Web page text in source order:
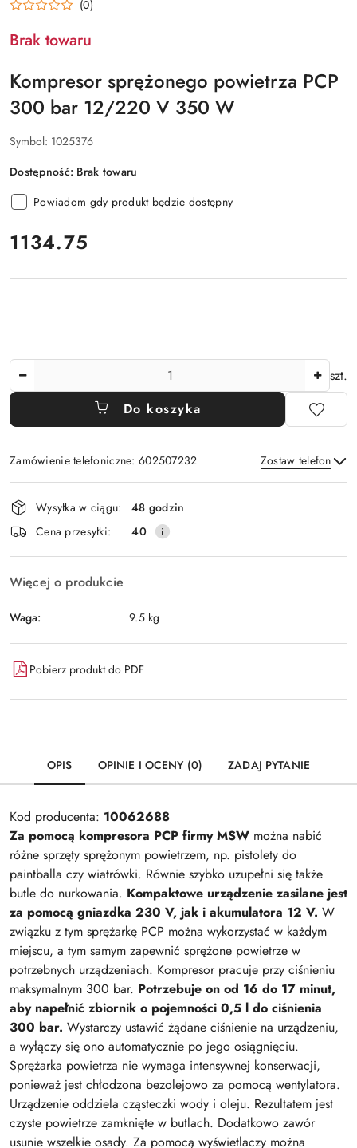
(0)
Brak towaru
Kompresor sprężonego powietrza PCP
300 bar 12/220 V 350 W
Symbol: 1025376
Dostępność: Brak towaru
Powiadom gdy produkt będzie dostępny
cena:
1134.75
szt.
Do koszyka
Zamówienie telefoniczne: 602507232 Zostaw telefon
Wyślij
Dostępność
i
dostawa
Wysyłka w ciągu:
48 godzin
Cena przesyłki:
40
Więcej o produkcie
Waga: 9.5 kg
Pobierz produkt do PDF
OPIS OPINIE I OCENY (0) ZADAJ PYTANIE
Kod producenta: 10062688
Za pomocą kompresora PCP firmy MSW można nabić
różne sprzęty sprężonym powietrzem, np. pistolety do
paintballa czy wiatrówki. Równie szybko uzupełni się także
butle do nurkowania. Kompaktowe urządzenie zasilane jest
za pomocą gniazdka 230 V, jak i akumulatora 12 V. W
związku z tym sprężarkę PCP można wykorzystać w każdym
miejscu, a tym samym zapewnić sprężone powietrze w
potrzebnych urządzeniach. Kompresor pracuje przy ciśnieniu
maksymalnym 300 bar. Potrzebuje on od 16 do 17 minut,
aby napełnić zbiornik o pojemności 0,5 l do ciśnienia
300 bar. Wystarczy ustawić żądane ciśnienie na urządzeniu,
a wyłączy się ono automatycznie po jego osiągnięciu.
Sprężarka powietrza nie wymaga intensywnej konserwacji,
ponieważ jest chłodzona bezolejowo za pomocą wentylatora.
Urządzenie oddziela cząsteczki wody i oleju. Rezultatem jest
czyste powietrze zamknięte w butlach. Dodatkowo zawór
usunie wszelkie osady. Za pomocą wyświetlaczy można